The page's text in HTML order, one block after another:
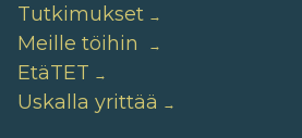
Tutkimukset
Meille töihin
EtäTET
Uskalla yrittää